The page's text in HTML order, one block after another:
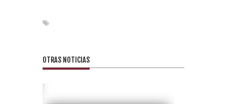
OTRAS NOTICIAS